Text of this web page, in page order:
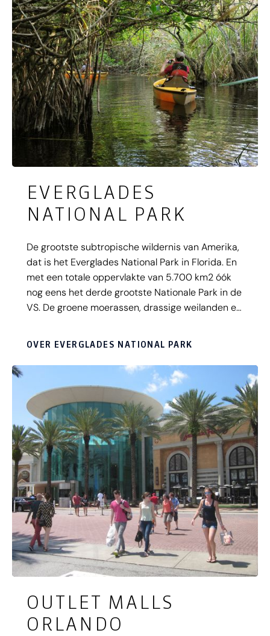
EVERGLADES
NATIONAL PARK
De grootste subtropische wildernis van Amerika,
dat is het Everglades National Park in Florida. En
met een totale oppervlakte van 5.700 km2 óók
nog eens het derde grootste Nationale Park in de
VS. De groene moerassen, drassige weilanden en
vogelsoorten, waaronder flamingo’s, een waar
walhalla voor vogelliefhebbers.
OVER EVERGLADES NATIONAL PARK
OUTLET MALLS
ORLANDO